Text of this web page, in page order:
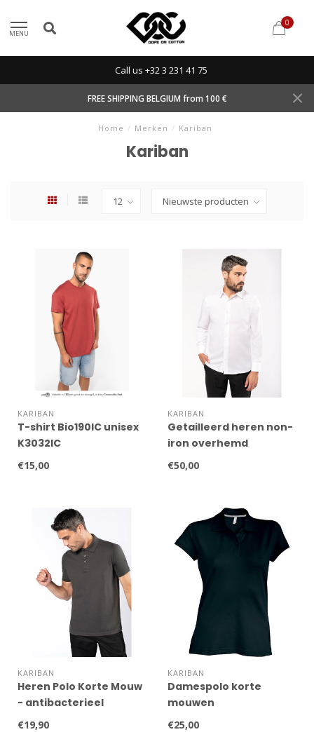
MENU
0
Call us +32 3 231 41 75
FREE SHIPPING BELGIUM from 100 €
Home / Merken / Kariban
Kariban
KARIBAN
T-shirt Bio190IC unisex
K3032IC
€15,00
KARIBAN
Getailleerd heren non-
iron overhemd
€50,00
KARIBAN
Heren Polo Korte Mouw
- antibacterieel
€19,90
KARIBAN
Damespolo korte
mouwen
€25,00